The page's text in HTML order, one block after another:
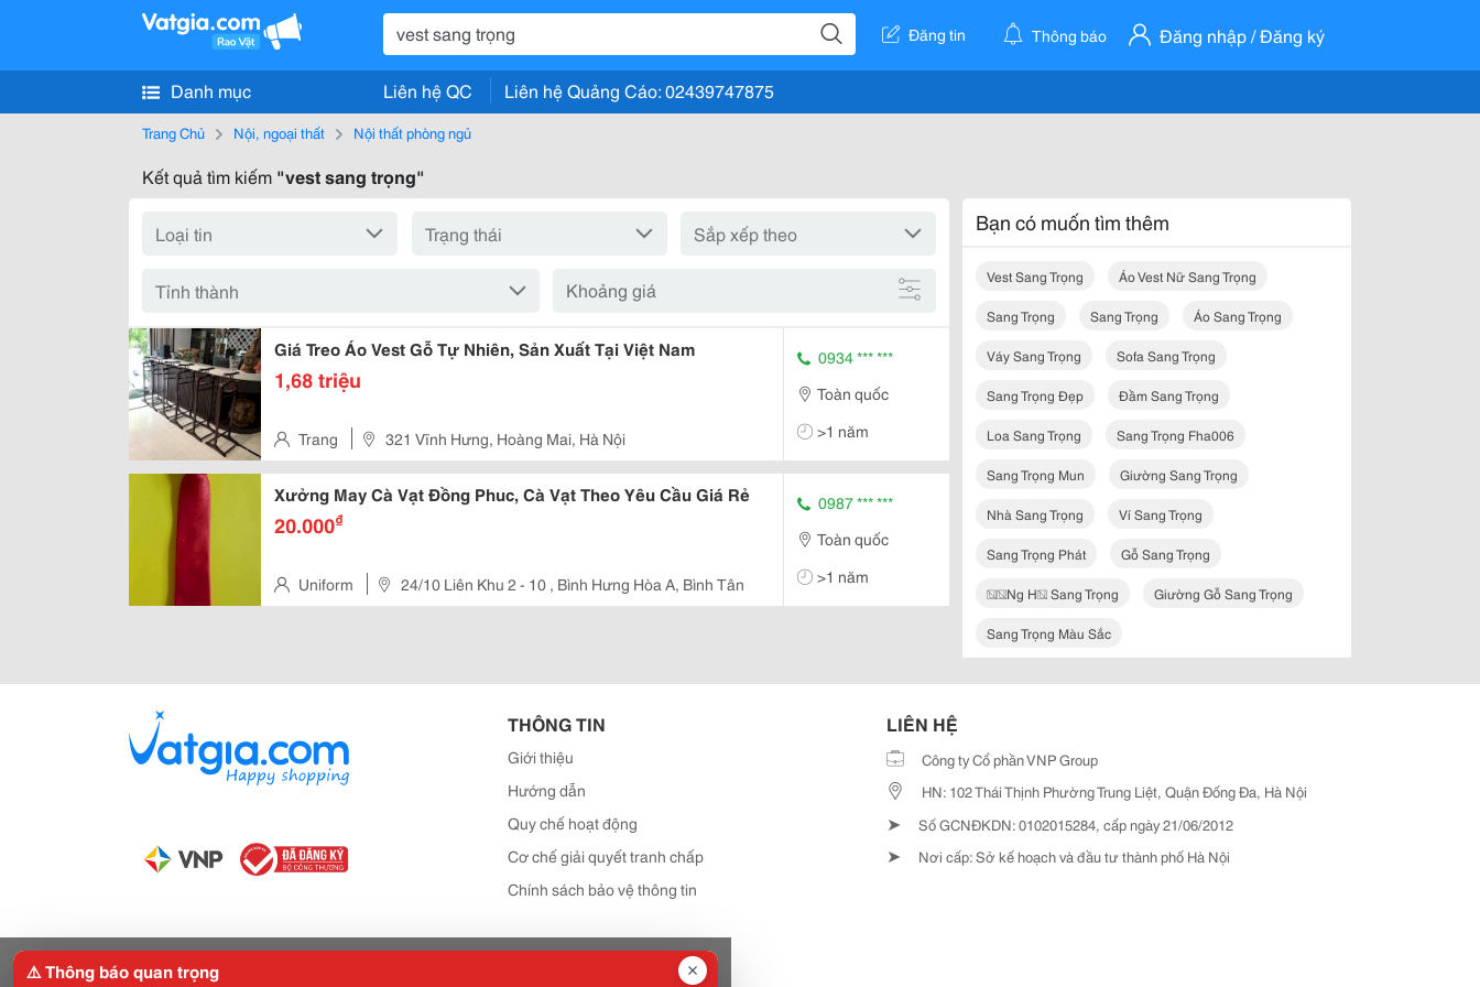
Đăng tin Thông báo Đăng nhập / Đăng ký
Danh mục Liên hệ QC Liên hệ Quảng Cáo: 02439747875
Trang Chủ Nội, ngoại thất Nội thất phòng ngủ
Kết quả tìm kiếm "vest sang trọng"
Khoảng giá
Giá Treo Áo Vest Gỗ Tự Nhiên, Sản Xuất Tại Việt Nam
1,68 triệu
Trang 321 Vĩnh Hưng, Hoàng Mai, Hà Nội
0934 *** ***
Toàn quốc
>1 năm
Xưởng May Cà Vạt Đồng Phuc, Cà Vạt Theo Yêu Cầu Giá Rẻ
20.000₫
Uniform 24/10 Liên Khu 2 - 10 , Bình Hưng Hòa A, Bình Tân
0987 *** ***
Toàn quốc
>1 năm
Bạn có muốn tìm thêm
Vest Sang Trọng Áo Vest Nữ Sang Trọng
Sang Trọng Sang Trọng Áo Sang Trọng
Váy Sang Trọng Sofa Sang Trọng
Sang Trọng Đẹp Đầm Sang Trọng
Loa Sang Trọng Sang Trọng Fha006
Sang Trọng Mun Giường Sang Trọng
Nhà Sang Trọng Ví Sang Trọng
Sang Trọng Phát Gỗ Sang Trọng
��ng H� Sang Trọng Giường Gỗ Sang Trọng
Sang Trọng Màu Sắc
THÔNG TIN
Giới thiệu
Hướng dẫn
Quy chế hoạt động
Cơ chế giải quyết tranh chấp
Chính sách bảo vệ thông tin
LIÊN HỆ
Công ty Cổ phần VNP Group
HN: 102 Thái Thịnh Phường Trung Liệt, Quận Đống Đa, Hà Nội
➤ Số GCNĐKDN: 0102015284, cấp ngày 21/06/2012
➤ Nơi cấp: Sở kế hoạch và đầu tư thành phố Hà Nội
⚠️ Thông báo quan trọng